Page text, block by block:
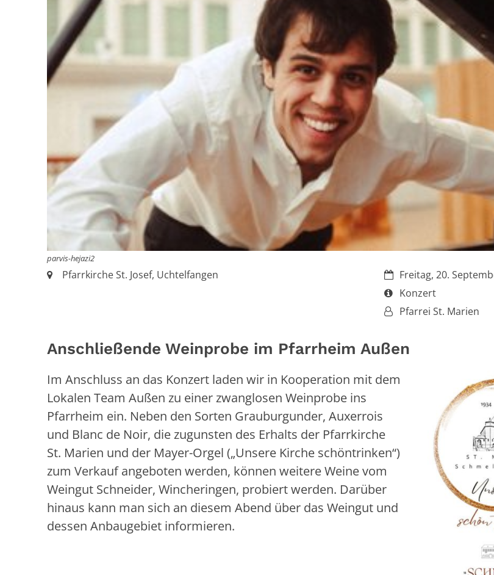
parvis-hejazi2
Datum:Freitag, 20.
Art bzw. Nummer:
Konzert
Von:Pfarrei St. Marien
Ort:Pfarrkirche St. Josef, Uchtelfangen
Anschließende Weinprobe im Pfarrheim Außen
Im Anschluss an das Konzert laden wir in Kooperation mit dem
Lokalen Team Außen zu einer zwanglosen Weinprobe ins
Pfarrheim ein. Neben den Sorten Grauburgunder, Auxerrois
und Blanc de Noir, die zugunsten des Erhalts der Pfarrkirche
St. Marien und der Mayer-Orgel („Unsere Kirche schöntrinken“)
zum Verkauf angeboten werden, können weitere Weine vom
Weingut Schneider, Wincheringen, probiert werden. Darüber
hinaus kann man sich an diesem Abend über das Weingut und
dessen Anbaugebiet informieren.